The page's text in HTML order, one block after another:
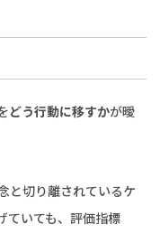
どう行動に移すかが曖
と切り離されているケ
ていても、評価指標